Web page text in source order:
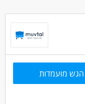
הגש מועמדות